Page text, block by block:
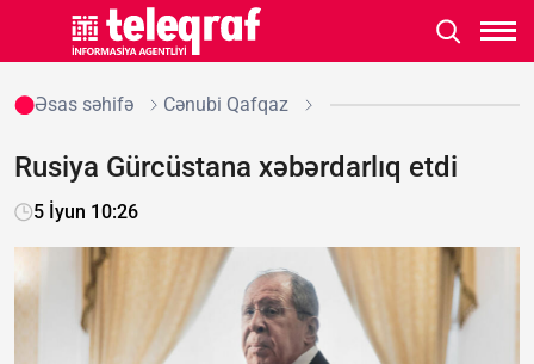
Əsas səhifə Cənubi Qafqaz
Rusiya Gürcüstana xəbərdarlıq etdi
5 İyun 10:26